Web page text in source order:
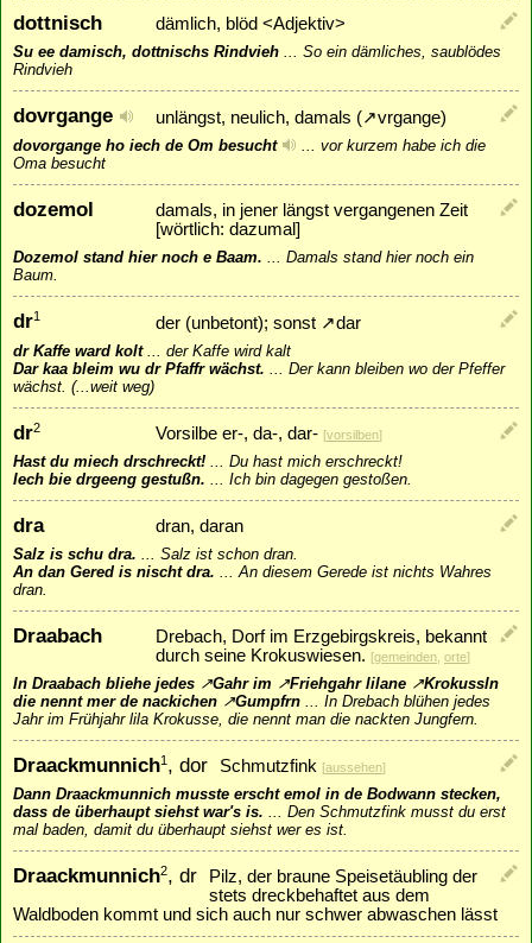
dottnisch dämlich, blöd <Adjektiv>
Su ee damisch, dottnischs Rindvieh
So ein dämliches, saublödes
Rindvieh
dovrgange unlängst, neulich, damals (↗vrgange)
dovorgange ho iech de Om besucht
vor kurzem habe ich die
Oma besucht
dozemol
damals, in jener längst vergangenen Zeit
[wörtlich: dazumal]
Dozemol stand hier noch e Baam.
Damals stand hier noch ein
Baum.
dr1 der (unbetont); sonst ↗dar
dr Kaffe ward kolt... der Kaffe wird kalt
Dar kaa bleim wu dr Pfaffr wächst.
Der kann bleiben wo der Pfeffer
wächst. (...weit weg)
dr2 Vorsilbe er-, da-, dar- [vorsilben]
Hast du miech drschreckt!
Du hast mich erschreckt!
Iech bie drgeeng gestußn.
Ich bin dagegen gestoßen.
dra dran, daran
Salz is schu dra.
Salz ist schon dran.
An dan Gered is nischt dra.
An diesem Gerede ist nichts Wahres
dran.
Draabach
Drebach, Dorf im Erzgebirgskreis, bekannt
durch seine Krokuswiesen. [gemeinden orte]
In Draabach bliehe jedes ↗Gahrim ↗Friehgahrlilane ↗Krokussln
die nennt mer de nackichen ↗Gumpfrn
In Drebach blühen jedes
Jahr im Frühjahr lila Krokusse, die nennt man die nackten Jungfern.
Draackmunnich1 , dor Schmutzfink [aussehen]
Dann Draackmunnich musste erscht emol in de Bodwann stecken,
dass de überhaupt siehst war's is.
Den Schmutzfink musst du erst
mal baden, damit du überhaupt siehst wer es ist.
Draackmunnich2, dr
Pilz, der braune Speisetäubling der
stets dreckbehaftet aus dem
Waldboden kommt und sich auch nur schwer abwaschen lässt